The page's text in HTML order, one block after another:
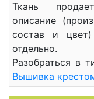
Ткань
описание
состав и
отдельно.
Разобраться в
Вышивка